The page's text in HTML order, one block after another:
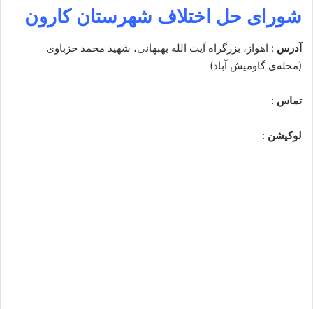
شورای حل اختلاف شهرستان کارون
آدرس : اهواز، بزرگراه آیت الله بهبهانی، شهید محمد حزباوی
(محله‌ی گاومیش آباد)
تماس :
لوکیشن :